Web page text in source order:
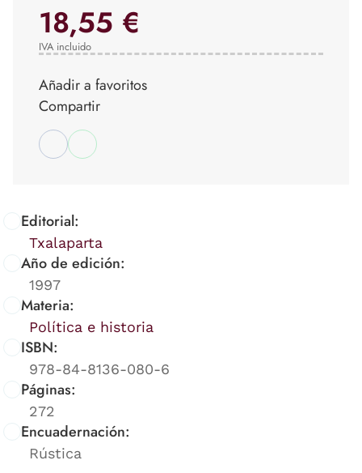
Editorial:
Txalaparta
Año de edición:
1997
Materia:
Política e historia
ISBN:
978-84-8136-080-6
Páginas:
272
Encuadernación:
Rústica
18,55 €
IVA incluido
Añadir a favoritos
Compartir